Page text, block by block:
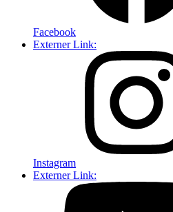
Facebook
Externer Link:
Instagram
Externer Link: